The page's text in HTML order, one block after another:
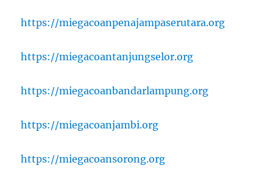
https://miegacoanpenajampaserutara.org
https://miegacoantanjungselor.org
https://miegacoanbandarlampung.org
https://miegacoanjambi.org
https://miegacoansorong.org